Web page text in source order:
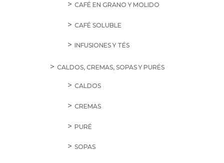
CAFÉ EN GRANO Y MOLIDO
CAFÉ SOLUBLE
INFUSIONES Y TÉS
CALDOS, CREMAS, SOPAS Y PURÉS
CALDOS
CREMAS
PURÉ
SOPAS